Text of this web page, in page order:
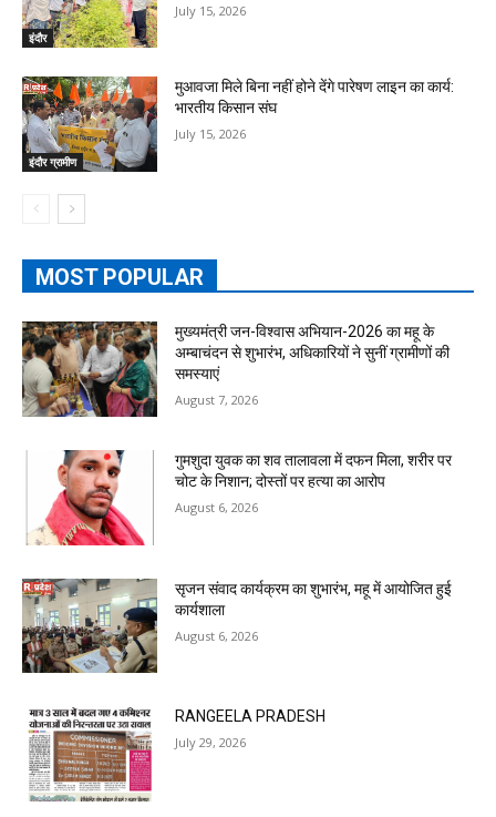
इंदौर
July 15, 2026
इंदौर ग्रामीण
मुआवजा मिले बिना नहीं होने देंगे पारेषण लाइन का कार्य:
भारतीय किसान संघ
July 15, 2026
MOST POPULAR
मुख्यमंत्री जन-विश्वास अभियान-2026 का महू के
अम्बाचंदन से शुभारंभ, अधिकारियों ने सुनीं ग्रामीणों की
समस्याएं
August 7, 2026
गुमशुदा युवक का शव तालावला में दफन मिला, शरीर पर
चोट के निशान; दोस्तों पर हत्या का आरोप
August 6, 2026
सृजन संवाद कार्यक्रम का शुभारंभ, महू में आयोजित हुई
कार्यशाला
August 6, 2026
RANGEELA PRADESH
July 29, 2026